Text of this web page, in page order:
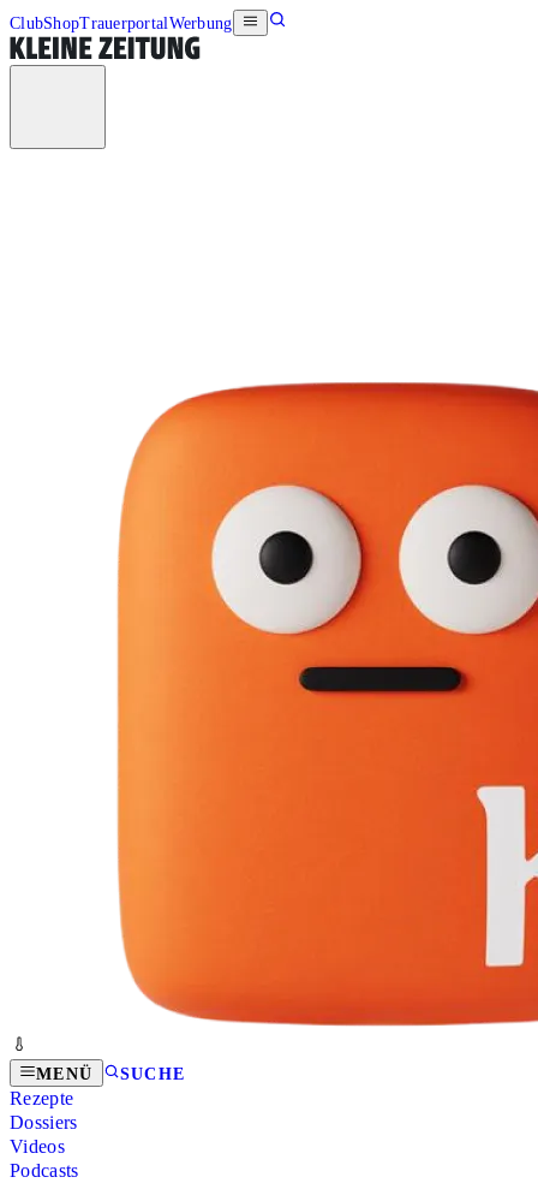
ClubShopTrauerportalWerbung
MENÜ SUCHE
Rezepte
Dossiers
Videos
Podcasts